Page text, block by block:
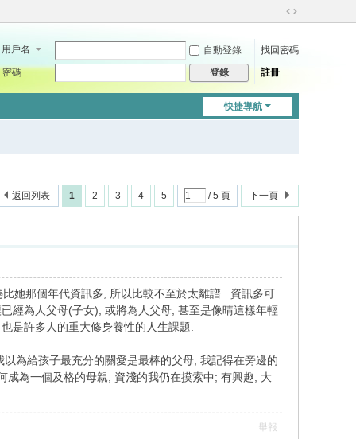
切
到
用戶名 自動登錄
找回密碼
密碼
登錄 註冊
快捷導航
1 2 3 4 5 / 5 頁 下一頁
返回列表
她那個年代資訊多, 所以比較不至於太離譜. 資訊多可
經為人父母(子女), 或將為人父母, 甚至是像晴這樣年輕
是許多人的重大修身養性的人生課題.
為給孩子最充分的關愛是最棒的父母, 我記得在旁邊的
為一個及格的母親, 資淺的我仍在摸索中; 有興趣, 大
舉報